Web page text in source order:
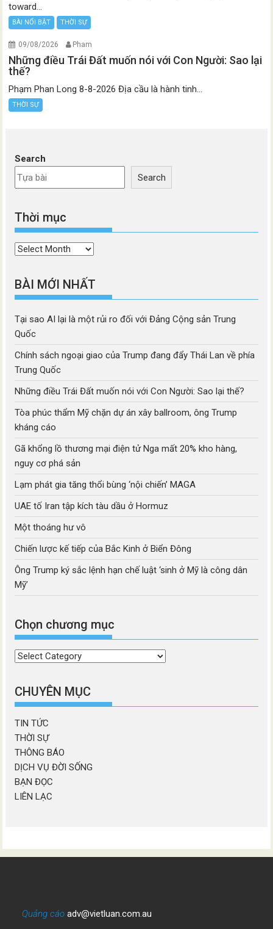
toward...
BÀI NỔI BẬT THỜI SỰ
09/08/2026 Pham
Những điều Trái Đất muốn nói với Con Người: Sao lại
thế?
Phạm Phan Long 8-8-2026 Địa cầu là hành tinh...
THỜI SỰ
Search
Search
Thời mục
Thời
BÀI MỚI NHẤT
Tại sao AI lại là một rủi ro đối với Đảng Cộng sản Trung
Quốc
Chính sách ngoại giao của Trump đang đẩy Thái Lan về phía
Trung Quốc
Những điều Trái Đất muốn nói với Con Người: Sao lại thế?
Tòa phúc thẩm Mỹ chặn dự án xây ballroom, ông Trump
kháng cáo
Gã khổng lồ thương mại điện tử Nga mất 20% kho hàng,
nguy cơ phá sản
Lạm phát gia tăng thổi bùng ‘nội chiến’ MAGA
UAE tố Iran tập kích tàu dầu ở Hormuz
Một thoáng hư vô
Chiến lược kế tiếp của Bắc Kinh ở Biển Đông
Ông Trump ký sắc lệnh hạn chế luật ‘sinh ở Mỹ là công dân
Mỹ’
Chọn chương mục
Chọn
mục
CHUYÊN MỤC
TIN TỨC
THỜI SỰ
THÔNG BÁO
DỊCH VỤ ĐỜI SỐNG
BẠN ĐỌC
LIÊN LẠC
Quảng cáo adv@vietluan.com.au